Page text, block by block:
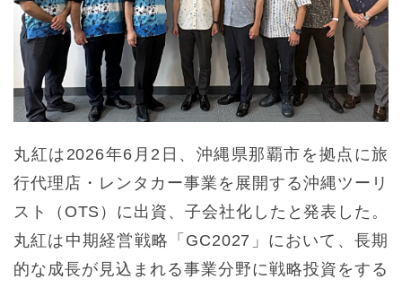
丸紅は2026年6月2日、沖縄県那覇市を拠点に旅
行代理店・レンタカー事業を展開する沖縄ツーリ
スト（OTS）に出資、子会社化したと発表した。
丸紅は中期経営戦略「GC2027」において、長期
的な成長が見込まれる事業分野に戦略投資をする